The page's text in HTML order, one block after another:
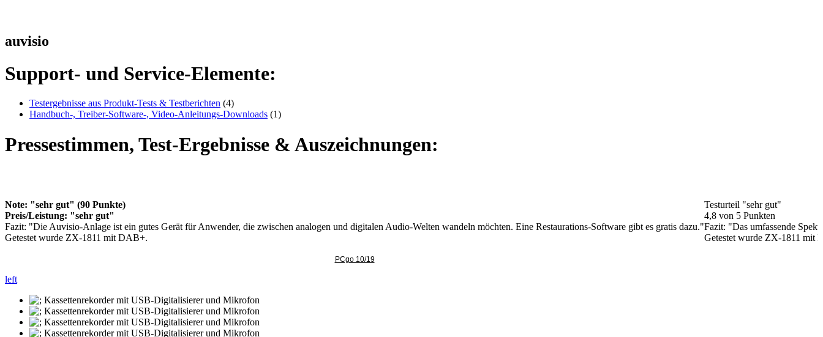
auvisio
Support- und Service-Elemente:
Testergebnisse aus Produkt-Tests & Testberichten (4)
Handbuch-, Treiber-Software-, Video-Anleitungs-Downloads (1)
Pressestimmen, Test-Ergebnisse & Auszeichnungen:
Note: "sehr gut" (90 Punkte)
Preis/Leistung: "sehr gut"
Fazit: "Die Auvisio-Anlage ist ein gutes Gerät für Anwender, die zwischen analogen und digitalen Audio-Welten wandeln möchten. Eine Restaurations-Software gibt es gratis dazu."
Getestet wurde ZX-1811 mit DAB+.
PCgo 10/19
Testurteil "sehr gut"
4,8 von 5 Punkten
Fazit: "Das umfassende
Getestet wurde ZX-1811 mit
left